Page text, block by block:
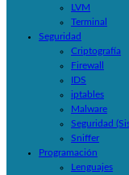
LVM
Terminal
Seguridad
Criptografía
Firewall
IDS
iptables
Malware
Seguridad
Sniffer
Programación
Lenguajes